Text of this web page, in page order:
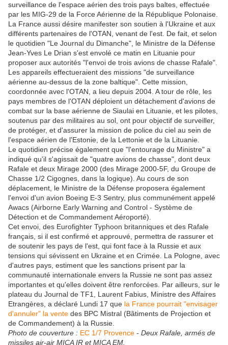
surveillance de l'espace aérien des trois pays baltes, effectuée
par les MIG-29 de la Force Aérienne de la République Polonaise.
La France aussi désire manifester son soutien à l'Ukraine et aux
différents partenaires de l'OTAN, venant de l'est. De fait, et selon
le quotidien "Le Journal du Dimanche", le Ministre de la Défense
Jean-Yves Le Drian s'est envolé ce matin en Lituanie pour
proposer aux autorités "l'envoi de trois avions de chasse Rafale".
Les appareils effectueraient des missions "de surveillance
aérienne au-dessus de la zone baltique". Cette mission,
coordonnée avec l'OTAN, a lieu depuis 2004. A tour de rôle, les
pays membres de l'OTAN déploient un détachement d'avions de
combat sur la base aérienne de Siaulai en Lituanie, et les pilotes,
soutenus par des militaires au sol, ont pour objectif de surveiller,
de protéger, et d'assurer la mission de police du ciel au sein de
l'espace aérien de l'Estonie, de la Lettonie et de la Lituanie.
Le quotidien précise également que "l'entourage du Ministre" a
indiqué qu'il s'agissait de "quatre avions de chasse", dont deux
Rafale et deux Mirage 2000 (des Mirage 2000-5F, du Groupe de
Chasse 1/2 Cigognes, dans la logique). Au cours de son
déplacement, le Ministre de la Défense proposera également
l'envoi d'un avion Boeing E-3 Sentry, plus communément appelé
Awacs (Airborne Early Warning and Control - Système de
Détection et de Commandement Aéroporté).
Cet envoi, des Eurofighter Typhoon britanniques et des Rafale
français, si il est confirmé et approuvé, permettra de rassurer et
de soutenir les pays de l'est, qui font face à la Russie et aux
tensions qui sévissent en Ukraine et en Crimée. La Pologne, avec
d'autres pays, estiment que les sanctions prisent par la
communauté internationale envers la Russie ne sont pas assez
importantes et qu'elles doivent être renforcées. Par ailleurs, sur le
plateau du Journal de TF1, Laurent Fabius, Ministre des Affaires
Etrangères, a déclaré Lundi 17 que la France pourrait "envisager
d'annuler" la vente des BPC Mistral (Bâtiments de Projection et
de Commandement) à la Russie.
Photo de couverture : EC 1/7 Provence - Deux Rafale, armés de
missiles air-air MICA IR et MICA EM.